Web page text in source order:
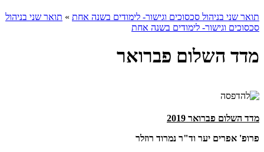
תואר שני בניהול סכסוכים וגישור- לימודים בשנה אחת » תואר שני בניהול
סכסוכים וגישור- לימודים בשנה אחת
מדד השלום פברואר
מדד השלום פברואר 2019
פרופ' אפרים יער וד"ר נמרוד רוזלר